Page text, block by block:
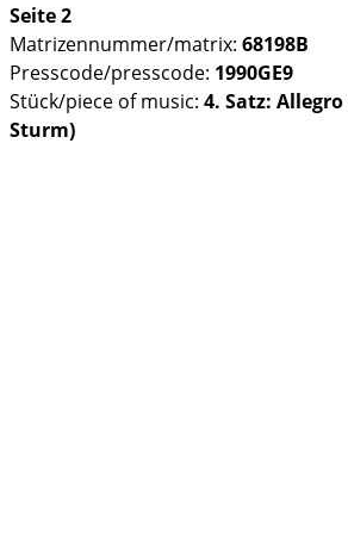
Seite 2
Matrizennummer/matrix: 68198B
Presscode/presscode: 1990GE9
Stück/piece of music: 4. Satz:
Sturm)